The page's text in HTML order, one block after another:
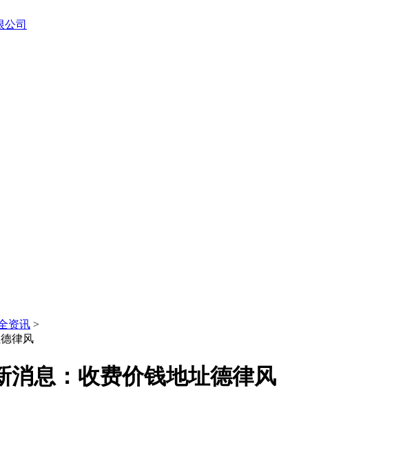
资讯 >
律风
消息：收费价钱地址德律风